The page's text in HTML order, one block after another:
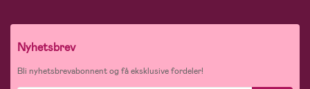
Nyhetsbrev
Bli nyhetsbrevabonnent og få eksklusive fordeler!